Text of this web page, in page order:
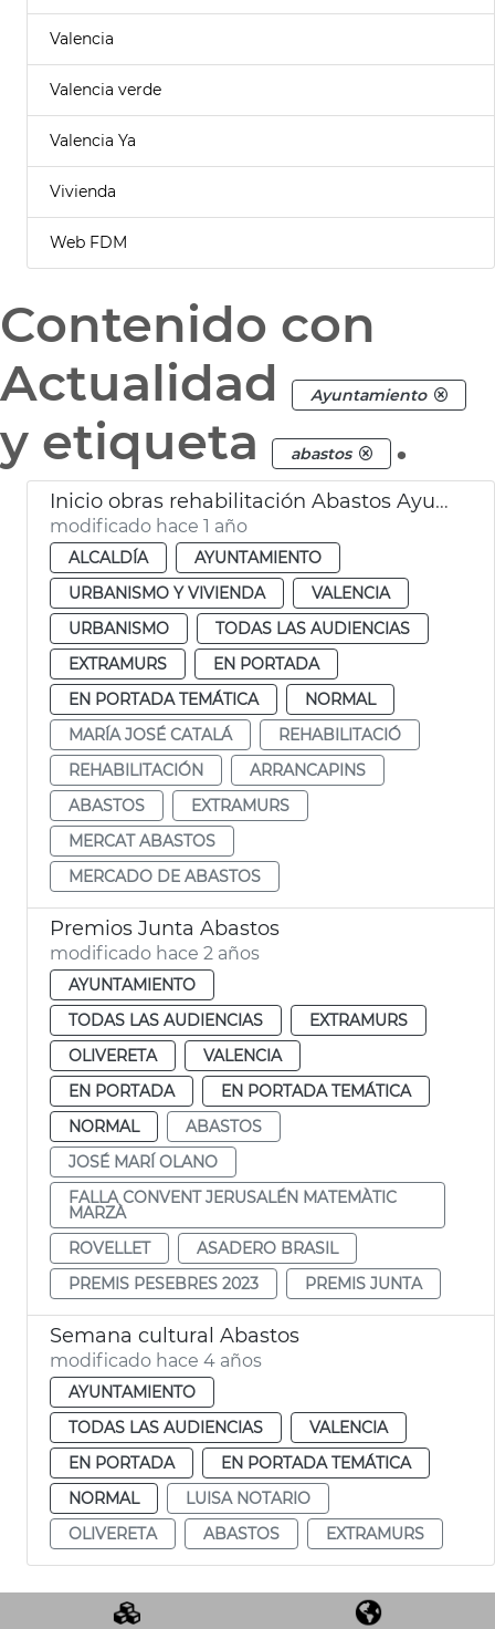
Valencia
Valencia verde
Valencia Ya
Vivienda
Web FDM
Contenido con
Actualidad
Ayuntamiento
y etiqueta abastos .
Inicio obras rehabilitación Abastos Ayuntamiento València
modificado hace 1 año
ALCALDÍA
AYUNTAMIENTO
URBANISMO Y VIVIENDA
VALENCIA
URBANISMO
TODAS LAS AUDIENCIAS
EXTRAMURS
EN PORTADA
EN PORTADA TEMÁTICA
NORMAL
MARÍA JOSÉ CATALÁ
REHABILITACIÓ
REHABILITACIÓN
ARRANCAPINS
ABASTOS
EXTRAMURS
MERCAT ABASTOS
MERCADO DE ABASTOS
Premios Junta Abastos
modificado hace 2 años
AYUNTAMIENTO
TODAS LAS AUDIENCIAS
EXTRAMURS
OLIVERETA
VALENCIA
EN PORTADA
EN PORTADA TEMÁTICA
NORMAL
ABASTOS
JOSÉ MARÍ OLANO
FALLA CONVENT JERUSALÉN MATEMÀTIC
MARZÀ
ROVELLET
ASADERO BRASIL
PREMIS PESEBRES 2023
PREMIS JUNTA
Semana cultural Abastos
modificado hace 4 años
AYUNTAMIENTO
TODAS LAS AUDIENCIAS
VALENCIA
EN PORTADA
EN PORTADA TEMÁTICA
NORMAL
LUISA NOTARIO
OLIVERETA
ABASTOS EXTRAMURS